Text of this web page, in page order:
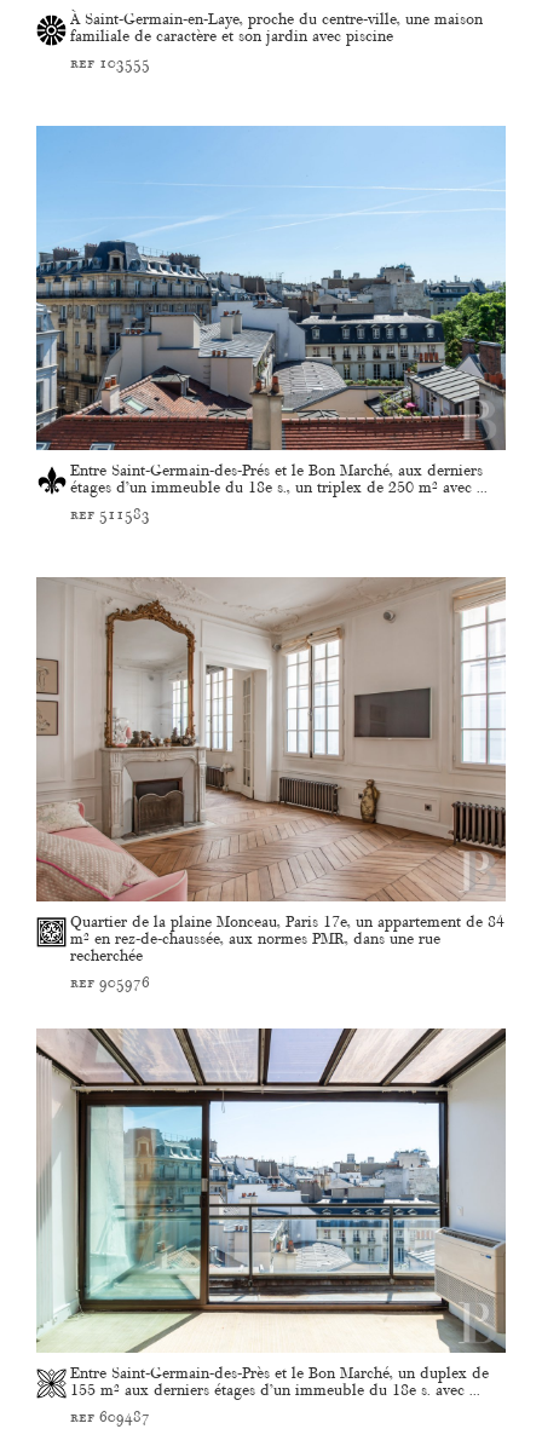
À Saint-Germain-en-Laye, proche du centre-ville, une maison
familiale de caractère et son jardin avec piscine
ref 103555
Entre Saint-Germain-des-Prés et le Bon Marché, aux derniers
étages d’un immeuble du 18e s., un triplex de 250 m² avec ...
ref 511583
Quartier de la plaine Monceau, Paris 17e, un appartement de 84
m² en rez-de-chaussée, aux normes PMR, dans une rue
recherchée
ref 905976
Entre Saint-Germain-des-Près et le Bon Marché, un duplex de
155 m² aux derniers étages d’un immeuble du 18e s. avec ...
ref 609487